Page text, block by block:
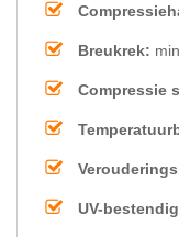
Breukrek:
Compressie
UV-